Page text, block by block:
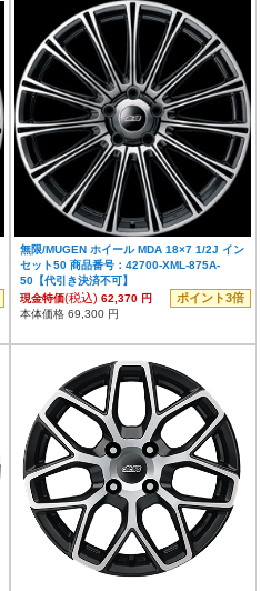
無限/MUGEN ホイール MDA 18×7 1/2J イン
セット50 商品番号：42700-XML-875A-
50【代引き決済不可】
現金特価(税込) 62,370 円 ポイント3倍
本体価格 69,300 円